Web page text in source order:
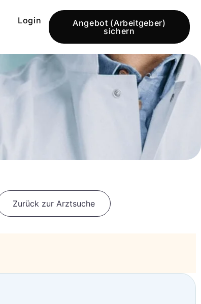
Login
Angebot (Arbeitgeber)
sichern
Zurück zur Arztsuche